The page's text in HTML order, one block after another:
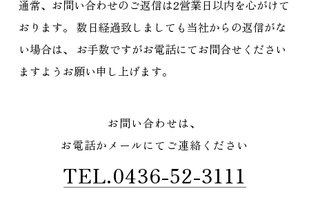
通常、お問い合わせのご返信は2営業日以内を心がけて
おります。 数日経過致しましても当社からの返信がな
い場合は、
お手数ですがお電話にてお問合せください
ますようお願い申し上げます。
お問い合わせは、
お電話かメールにてご連絡ください
TEL.0436-52-3111